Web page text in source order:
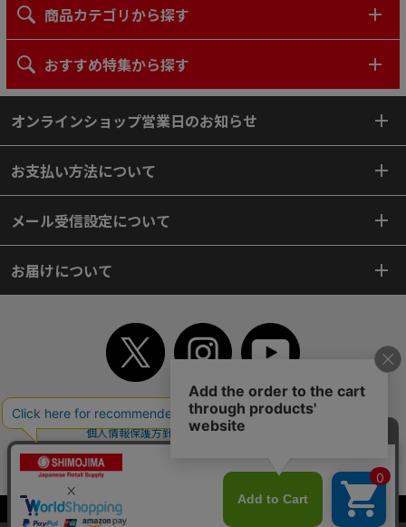
当サイトはクッキー（Cookie）を使用しています。Cookieの使用に同意いた
商品カテゴリから探す
おすすめ特集から探す
オンラインショップ営業日のお知らせ
お支払い方法について
メール受信設定について
お届けについて
TOP 初めてご利用のお客様へ ご利用案内
ご利用規約
個人情報保護方針
特定商取引法
よくあるご質問
サイトマップ
WEBカタログ 英語版TOP
Copyright© 2018 SHIMOJIMA Co.,Ltd. All Rights Reserved.